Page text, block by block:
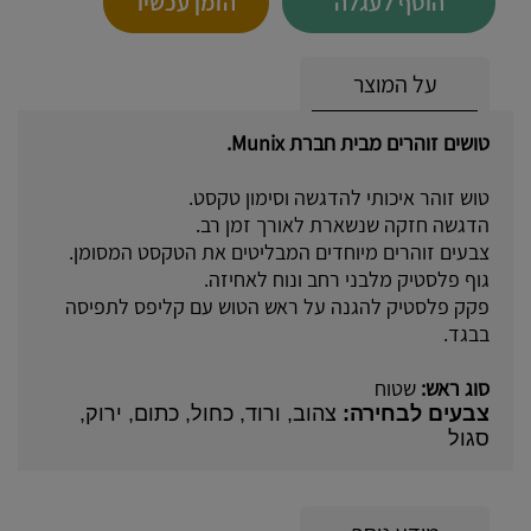
על המוצר
טושים זוהרים מבית חברת Munix.
טוש זוהר איכותי להדגשה וסימון טקסט.
הדגשה חזקה שנשארת לאורך זמן רב.
צבעים זוהרים מיוחדים המבליטים את הטקסט המסומן.
גוף פלסטיק מלבני רחב ונוח לאחיזה.
פקק פלסטיק להגנה על ראש הטוש עם קליפס לתפיסה
בבגד.
סוג ראש: שטוח
צבעים לבחירה: צהוב, ורוד, כחול, כתום, ירוק,
סגול